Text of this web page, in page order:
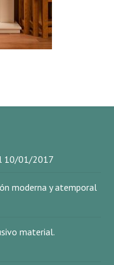
10/01/2017
moderna y atemporal
material.